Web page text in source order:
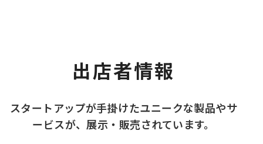
出店者情報
スタートアップが手掛けたユニークな製品やサ
ービスが、展示・販売されています。